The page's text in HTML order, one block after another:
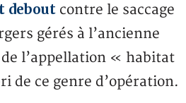
deboutcontre le saccage
gérés à l’ancienne
de l’appellation « habitat
de ce genre d’opération.